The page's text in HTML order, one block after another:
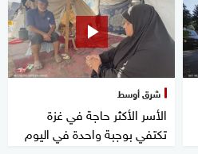
شرق أوسط
الأسر الأكثر حاجة في غزة
تكتفي بوجبة واحدة في اليوم